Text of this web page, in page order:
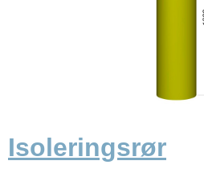
Isoleringsrør